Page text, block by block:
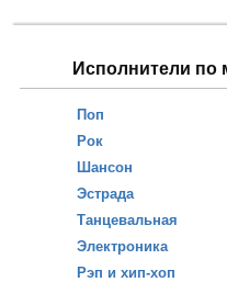
Исполнители
Поп
Рок
Шансон
Эстрада
Танцевальная
Электроника
Рэп и хип-хоп